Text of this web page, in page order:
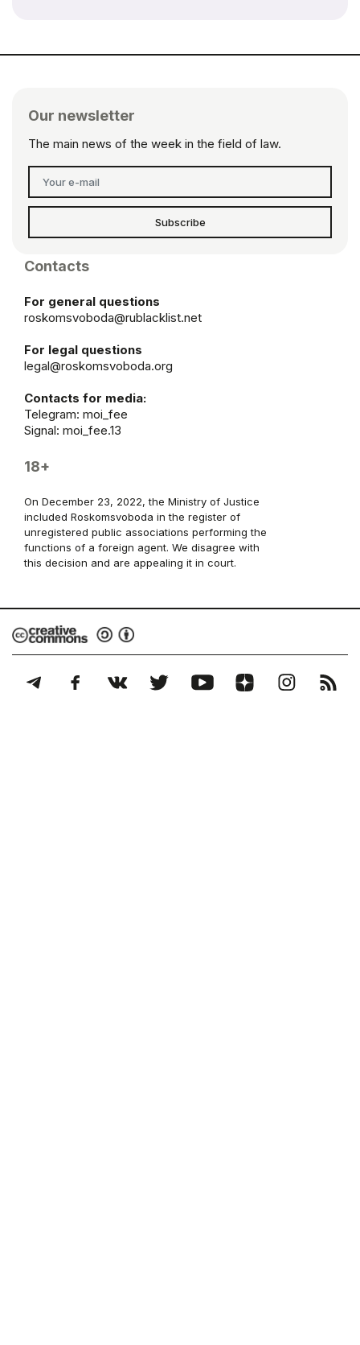
Our newsletter
The main news of the week in the field of law.
Subscribe
Contacts
For general questions
roskomsvoboda@rublacklist.net
For legal questions
legal@roskomsvoboda.org
Contacts for media:
Telegram: moi_fee
Signal: moi_fee.13
18+
On December 23, 2022, the Ministry of Justice
included Roskomsvoboda in the register of
unregistered public associations performing the
functions of a foreign agent. We disagree with
this decision and are appealing it in court.